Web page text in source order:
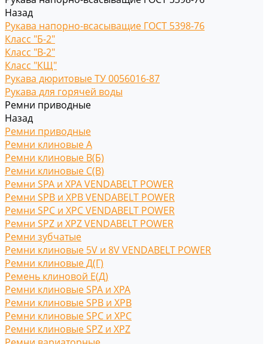
Назад
Рукава напорно-всасыващие ГОСТ 5398-76
Класс "Б-2"
Класс "В-2"
Класс "КЩ"
Рукава дюритовые ТУ 0056016-87
Рукава для горячей воды
Ремни приводные
Назад
Ремни приводные
Ремни клиновые A
Ремни клиновые В(Б)
Ремни клиновые С(B)
Ремни SPA и XPA VENDABELT POWER
Ремни SPB и XPB VENDABELT POWER
Ремни SPC и XPC VENDABELT POWER
Ремни SPZ и XPZ VENDABELT POWER
Ремни зубчатые
Ремни клиновые 5V и 8V VENDABELT POWER
Ремни клиновые Д(Г)
Ремень клиновой Е(Д)
Ремни клиновые SPA и XPA
Ремни клиновые SPB и XPB
Ремни клиновые SPC и XPC
Ремни клиновые SPZ и XPZ